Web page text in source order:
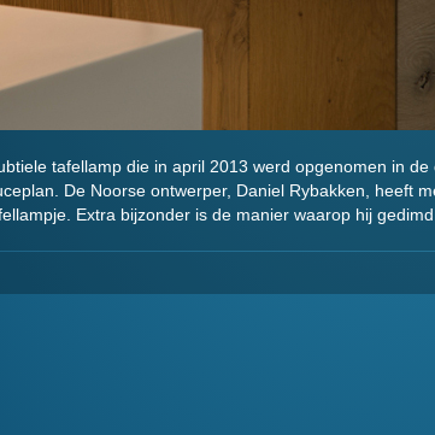
tafellamp die in april 2013 werd opgenomen in
De Noorse ontwerper, Daniel Rybakken, heeft
Extra bijzonder is de manier waarop hij